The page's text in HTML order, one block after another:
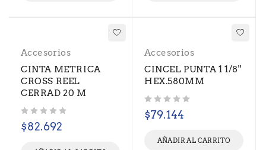
Accesorios
CINTA METRICA
CROSS REEL
CERRAD 20 M
$82.692
Accesorios
CINCEL PUNTA 1 1/8"
HEX.580MM
$79.144
AÑADIR AL CARRITO